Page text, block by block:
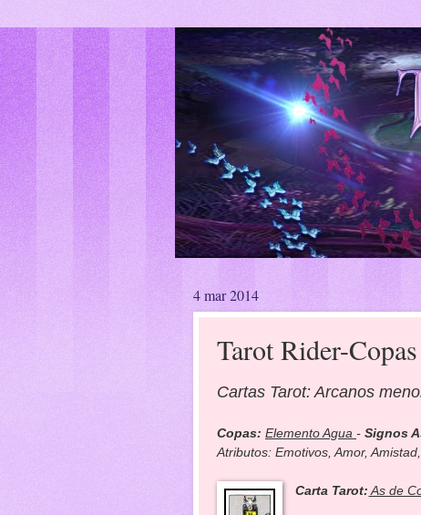
4 mar 2014
Tarot Rider-Copas
Cartas Tarot: Arcanos
Copas: Elemento Agua - Signos
Atributos: Emotivos, Amor,
Carta Tarot: As de